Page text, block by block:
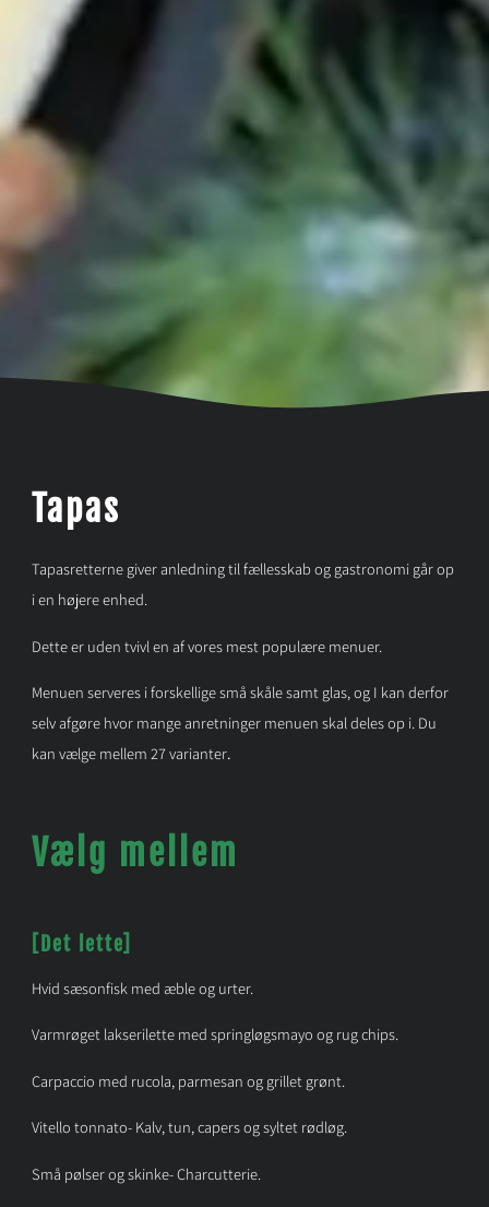
Tapas
Tapasretterne giver anledning til fællesskab og gastronomi går op
i en højere enhed.
Dette er uden tvivl en af vores mest populære menuer.
Menuen serveres i forskellige små skåle samt glas, og I kan derfor
selv afgøre hvor mange anretninger menuen skal deles op i. Du
kan vælge mellem 27 varianter.
Vælg mellem
[Det lette]
Hvid sæsonfisk med æble og urter.
Varmrøget lakserilette med springløgsmayo og rug chips.
Carpaccio med rucola, parmesan og grillet grønt.
Vitello tonnato- Kalv, tun, capers og syltet rødløg.
Små pølser og skinke- Charcutterie.